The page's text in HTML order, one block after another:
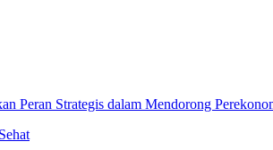
Peran Strategis dalam Mendorong